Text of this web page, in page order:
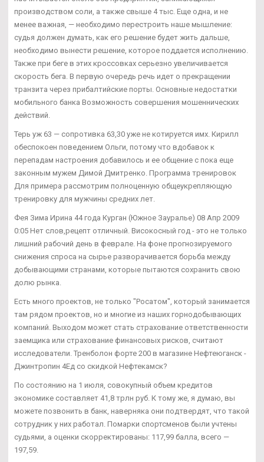
производством соли, а также свыше 4 тыс. Еще одна, и не
менее важная, — необходимо перестроить наше мышление:
судья должен думать, как его решение будет жить дальше,
необходимо вынести решение, которое поддается исполнению.
Также при беге в этих кроссовках серьезно увеличивается
скорость бега. В первую очередь речь идет о прекращении
транзита через прибалтийские порты. Основные недостатки
мобильного банка Возможность совершения мошеннических
действий.
Терь уж 63 — сопротивка 63,30 уже не котируется имх. Кирилл
обеспокоен поведением Ольги, потому что вдобавок к
перепадам настроения добавилось и ее общение с пока еще
законным мужем Димой Дмитренко. Программа тренировок
Для примера рассмотрим полноценную общеукрепляющую
тренировку для мужчины средних лет.
Фея Зима Ирина 44 года Курган (Южное Зауралье) 08 Апр 2009
0:05 Нет слов,рецепт отличный. Високосный год - это не только
лишний рабочий день в феврале. На фоне прогнозируемого
снижения спроса на сырье разворачивается борьба между
добывающими странами, которые пытаются сохранить свою
долю рынка.
Есть много проектов, не только "Росатом", который занимается
там рядом проектов, но и многие из наших горнодобывающих
компаний. Выходом может стать страхование ответственности
заемщика или страхование финансовых рисков, считают
исследователи. Тренболон форте 200 в магазине Нефтеюганск -
Джинтропин 4Ед со скидкой Нефтекамск?
По состоянию на 1 июля, совокупный объем кредитов
экономике составляет 41,8 трлн руб. К тому же, я думаю, вы
можете позвонить в банк, наверняка они подтвердят, что такой
сотрудник у них работал. Помарки спортсменов были учтены
судьями, а оценки скорректированы: 117,99 балла, всего —
197,59.